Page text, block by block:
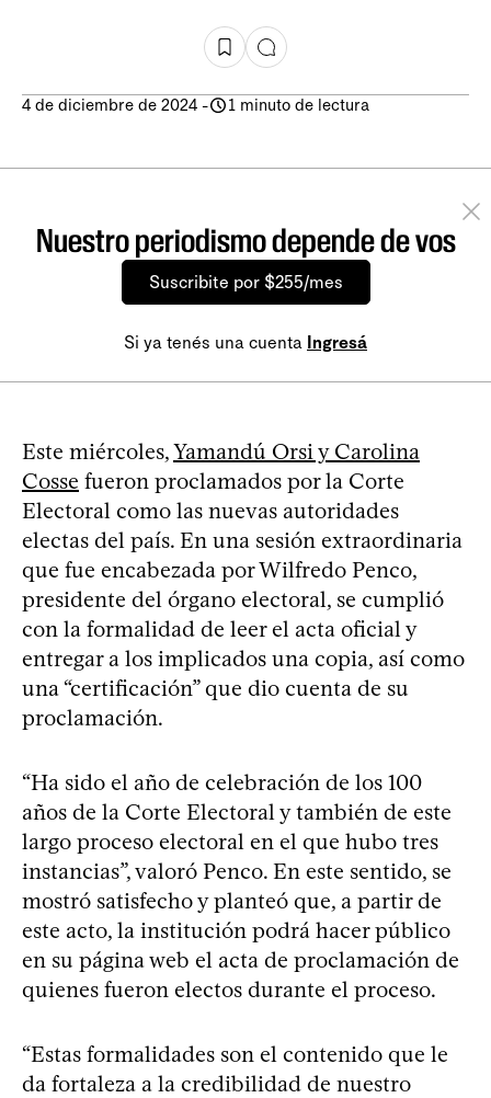
4 de diciembre de 2024 - 1 minuto de lectura
Nuestro periodismo depende de vos
Suscribite por $255/mes
Si ya tenés una cuenta Ingresá
Este miércoles,Yamandú Orsi y Carolina
Cosse fueron proclamados por la Corte
Electoral como las nuevas autoridades
electas del país. En una sesión extraordinaria
que fue encabezada por Wilfredo Penco,
presidente del órgano electoral, se cumplió
con la formalidad de leer el acta oficial y
entregar a los implicados una copia, así como
una “certificación” que dio cuenta de su
proclamación.
“Ha sido el año de celebración de los 100
años de la Corte Electoral y también de este
largo proceso electoral en el que hubo tres
instancias”, valoró Penco. En este sentido, se
mostró satisfecho y planteó que, a partir de
este acto, la institución podrá hacer público
en su página web el acta de proclamación de
quienes fueron electos durante el proceso.
“Estas formalidades son el contenido que le
da fortaleza a la credibilidad de nuestro